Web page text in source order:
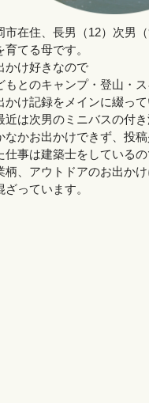
市在住、長男（12）次男
育てる母です。
かけ好きなので
もとのキャンプ・登山・
かけ記録をメインに綴って
近は次男のミニバスの付
なかお出かけできず、投
仕事は建築士をしているの
柄、アウトドアのお出か
ざっています。